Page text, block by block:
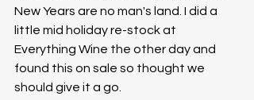
New Years are no man's land. I did a
little mid holiday re-stock at
Everything Wine the other day and
found this on sale so thought we
should give it a go.